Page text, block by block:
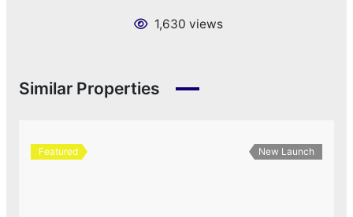
1,630 views
Similar Properties
Featured New Launch